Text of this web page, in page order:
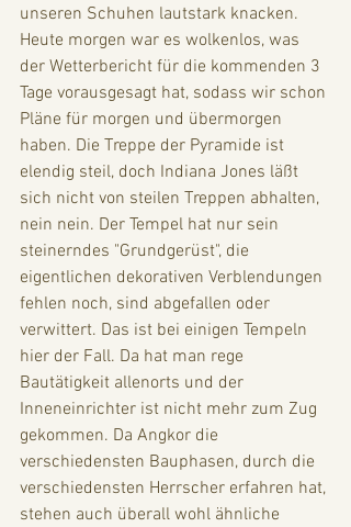
unseren Schuhen lautstark knacken.
Heute morgen war es wolkenlos, was
der Wetterbericht für die kommenden 3
Tage vorausgesagt hat, sodass wir schon
Pläne für morgen und übermorgen
haben. Die Treppe der Pyramide ist
elendig steil, doch Indiana Jones läßt
sich nicht von steilen Treppen abhalten,
nein nein. Der Tempel hat nur sein
steinerndes "Grundgerüst", die
eigentlichen dekorativen Verblendungen
fehlen noch, sind abgefallen oder
verwittert. Das ist bei einigen Tempeln
hier der Fall. Da hat man rege
Bautätigkeit allenorts und der
Inneneinrichter ist nicht mehr zum Zug
gekommen. Da Angkor die
verschiedensten Bauphasen, durch die
verschiedensten Herrscher erfahren hat,
stehen auch überall wohl ähnliche